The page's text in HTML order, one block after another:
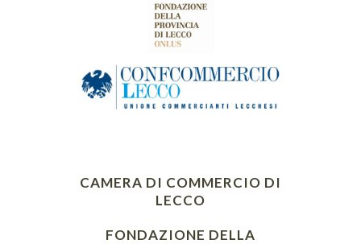
CAMERA DI COMMERCIO DI
LECCO
FONDAZIONE DELLA